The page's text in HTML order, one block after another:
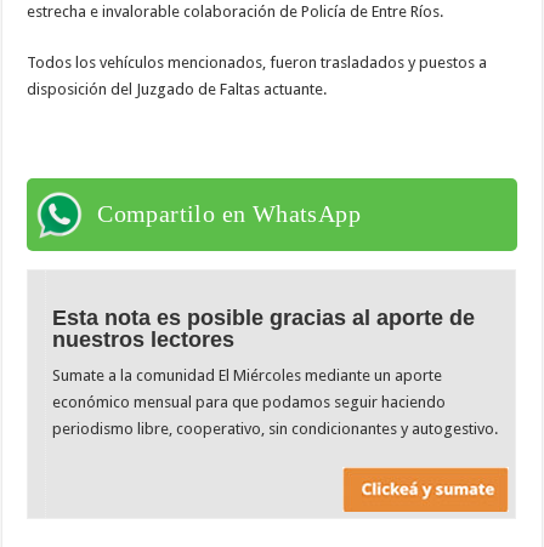
estrecha e invalorable colaboración de Policía de Entre Ríos.
Todos los vehículos mencionados, fueron trasladados y puestos a
disposición del Juzgado de Faltas actuante.
Compartilo en WhatsApp
Esta nota es posible gracias al aporte de
nuestros lectores
Sumate a la comunidad El Miércoles mediante un aporte
económico mensual para que podamos seguir haciendo
periodismo libre, cooperativo, sin condicionantes y autogestivo.